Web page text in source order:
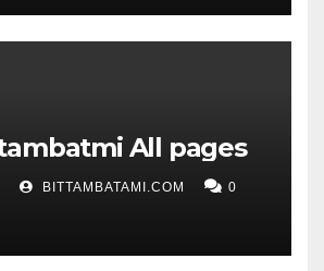
Bitambatmi All pages
BITTAMBATAMI.COM 0